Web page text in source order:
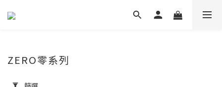
ZERO零系列